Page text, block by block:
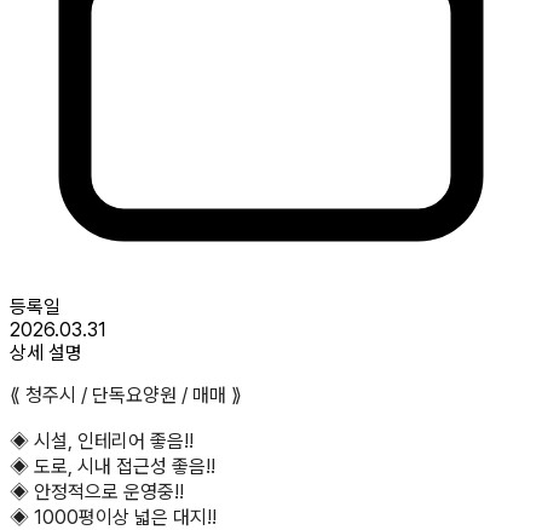
등록일
2026.03.31
상세 설명
⟪ 청주시 / 단독요양원 / 매매 ⟫
◈ 시설, 인테리어 좋음!!
◈ 도로, 시내 접근성 좋음!!
◈ 안정적으로 운영중!!
◈ 1000평이상 넓은 대지!!